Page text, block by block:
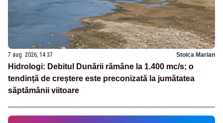
7 aug. 2026, 14:37 Stoica Marian
Hidrologi: Debitul Dunării rămâne la 1.400 mc/s; o
tendință de creștere este preconizată la jumătatea
săptămânii viitoare